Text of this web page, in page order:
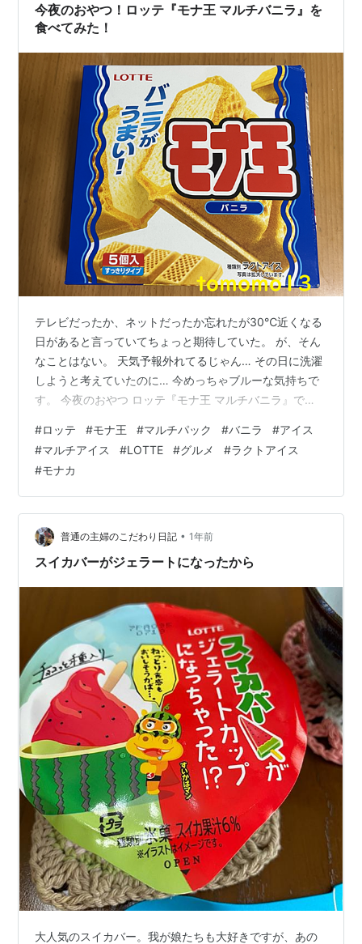
今夜のおやつ！ロッテ『モナ王 マルチバニラ』を
食べてみた！
テレビだったか、ネットだったか忘れたが30℃近くなる
日があると言っていてちょっと期待していた。 が、そん
なことはない。 天気予報外れてるじゃん… その日に洗濯
しようと考えていたのに… 今めっちゃブルーな気持ちで
す。 今夜のおやつ ロッテ『モナ王 マルチバニラ』で
くり仰天。 こんなに高かったっけ？ってくらい高かっ
た。 アイスも値上げしていたんだと改めて思った。 色々
値上げしすぎてみんな自然と痩せていくんじゃないかな
って心配になってきた。 tomomo13は太っていってるけ
どね。笑 （自慢してる場合じゃないよ） リンク 『モナ
王 マルチバニラ』は…
#ロッテ #モナ王 #マルチパック #バニラ #アイス
#マルチアイス #LOTTE #グルメ #ラクトアイス
#モナカ
普通の主婦のこだわり日記 • 1年前
スイカバーがジェラートになったから
大人気のスイカバー。我が娘たちも大好きですが、あの